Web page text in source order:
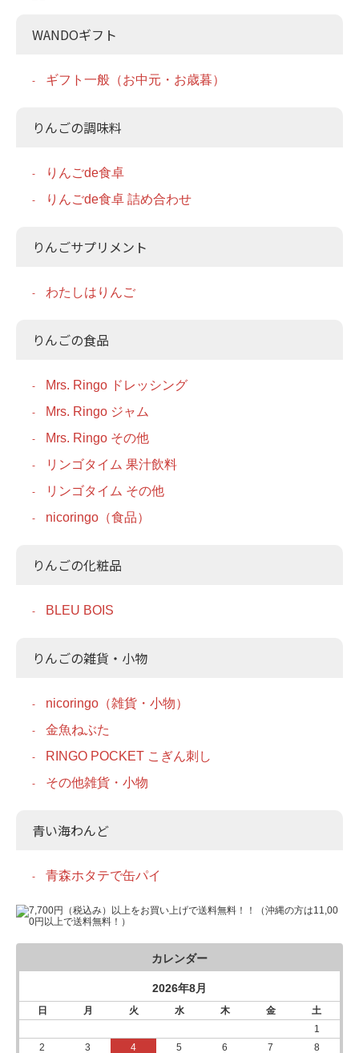
WANDOギフト
ギフト一般（お中元・お歳暮）
りんごの調味料
りんごde食卓
りんごde食卓 詰め合わせ
りんごサプリメント
わたしはりんご
りんごの食品
Mrs. Ringo ドレッシング
Mrs. Ringo ジャム
Mrs. Ringo その他
リンゴタイム 果汁飲料
リンゴタイム その他
nicoringo（食品）
りんごの化粧品
BLEU BOIS
りんごの雑貨・小物
nicoringo（雑貨・小物）
金魚ねぶた
RINGO POCKET こぎん刺し
その他雑貨・小物
青い海わんど
青森ホタテで缶パイ
カレンダー
2026年8月
日 月 火 水 木 金
土
1
2
3 4 5 6 7 8